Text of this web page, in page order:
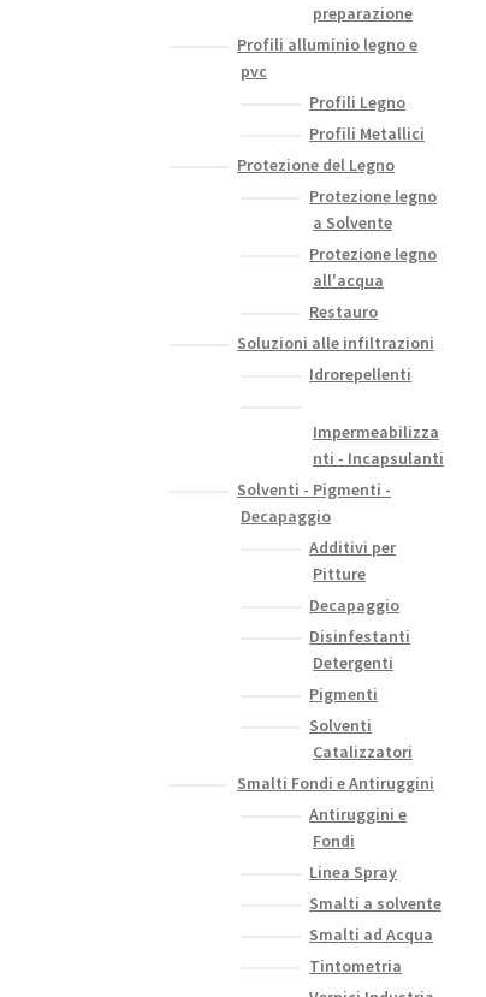
preparazione
Profili alluminio legno e
pvc
Profili Legno
Profili Metallici
Protezione del Legno
Protezione legno
a Solvente
Protezione legno
all'acqua
Restauro
Soluzioni alle infiltrazioni
Idrorepellenti
Impermeabilizza
nti - Incapsulanti
Solventi - Pigmenti -
Decapaggio
Additivi per
Pitture
Decapaggio
Disinfestanti
Detergenti
Pigmenti
Solventi
Catalizzatori
Smalti Fondi e Antiruggini
Antiruggini e
Fondi
Linea Spray
Smalti a solvente
Smalti ad Acqua
Tintometria